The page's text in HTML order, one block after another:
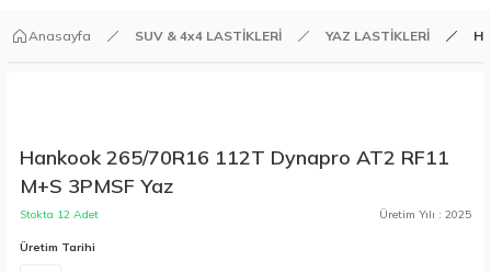
Anasayfa SUV & 4x4 LASTİKLERİ YAZ LASTİKLERİ
Hankook 265/70R16 112T Dynapro AT2 RF11
M+S 3PMSF Yaz
Stokta 12 Adet Üretim Yılı : 2025
Üretim Tarihi